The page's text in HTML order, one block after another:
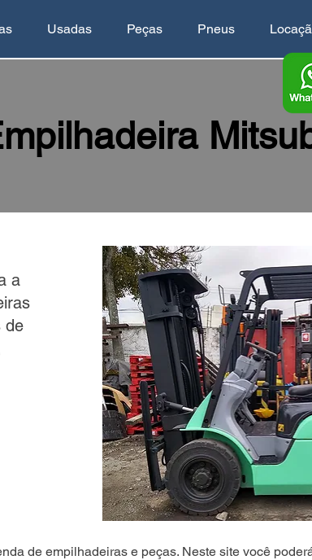
Usadas Peças Pneus
a
de
de empilhadeiras e peças. Neste site você